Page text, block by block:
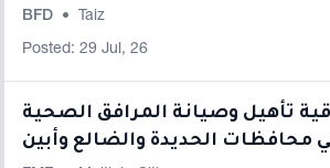
BFD • Taiz
Posted: 29 Jul, 26
تأهيل وصيانة المرافق الصحية
محافظات الحديدة والضالع وأبين